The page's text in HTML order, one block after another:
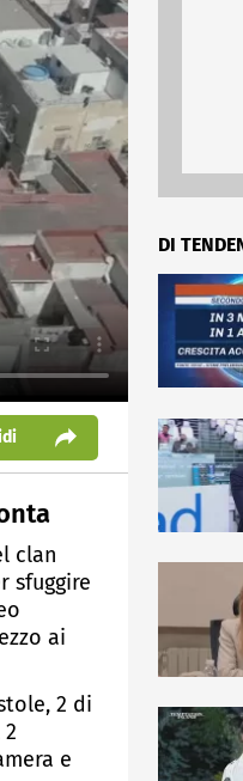
clan
sfuggire
ai
2 di
e
DI